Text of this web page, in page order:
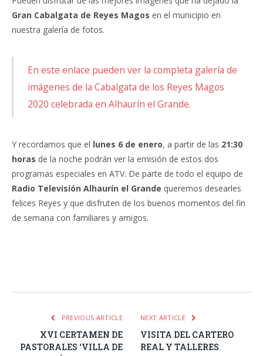
Gran Cabalgata de Reyes Magos en el municipio en
nuestra galería de fotos.
En este enlace pueden ver la completa galería de
imágenes de la Cabalgata de los Reyes Magos
2020 celebrada en Alhaurín el Grande.
Y recordamos que el lunes 6 de enero, a partir de las 21:30
horas de la noche podrán ver la emisión de estos dos
programas especiales en ATV. De parte de todo el equipo de
Radio Televisión Alhaurín el Grande queremos desearles
felices Reyes y que disfruten de los buenos momentos del fin
de semana con familiares y amigos.
PREVIOUS ARTICLE
XVI CERTAMEN DE
PASTORALES ‘VILLA DE
NEXT ARTICLE
VISITA DEL CARTERO
REAL Y TALLERES